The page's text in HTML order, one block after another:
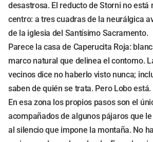
desastrosa. El reducto de Storni no está
centro: a tres cuadras de la neurálgica
de la iglesia del Santísimo Sacramento.
Parece la casa de Caperucita Roja:
marco natural que delinea el contorno.
vecinos dice no haberlo visto nunca;
saben de quién se trata. Pero Lobo está.
En esa zona los propios pasos son el
acompañados de algunos pájaros que
al silencio que impone la montaña. No